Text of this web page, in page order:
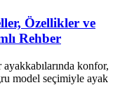
Özellikler ve
Rehber
konfor,
model seçimiyle ayak